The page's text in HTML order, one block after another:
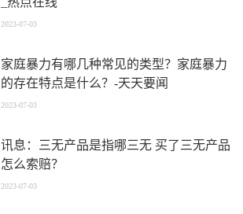
2023-07-03
家庭暴力有哪几种常见的类型？家庭暴力
的存在特点是什么？-天天要闻
2023-07-03
讯息：三无产品是指哪三无 买了三无产品
怎么索赔？
2023-07-03